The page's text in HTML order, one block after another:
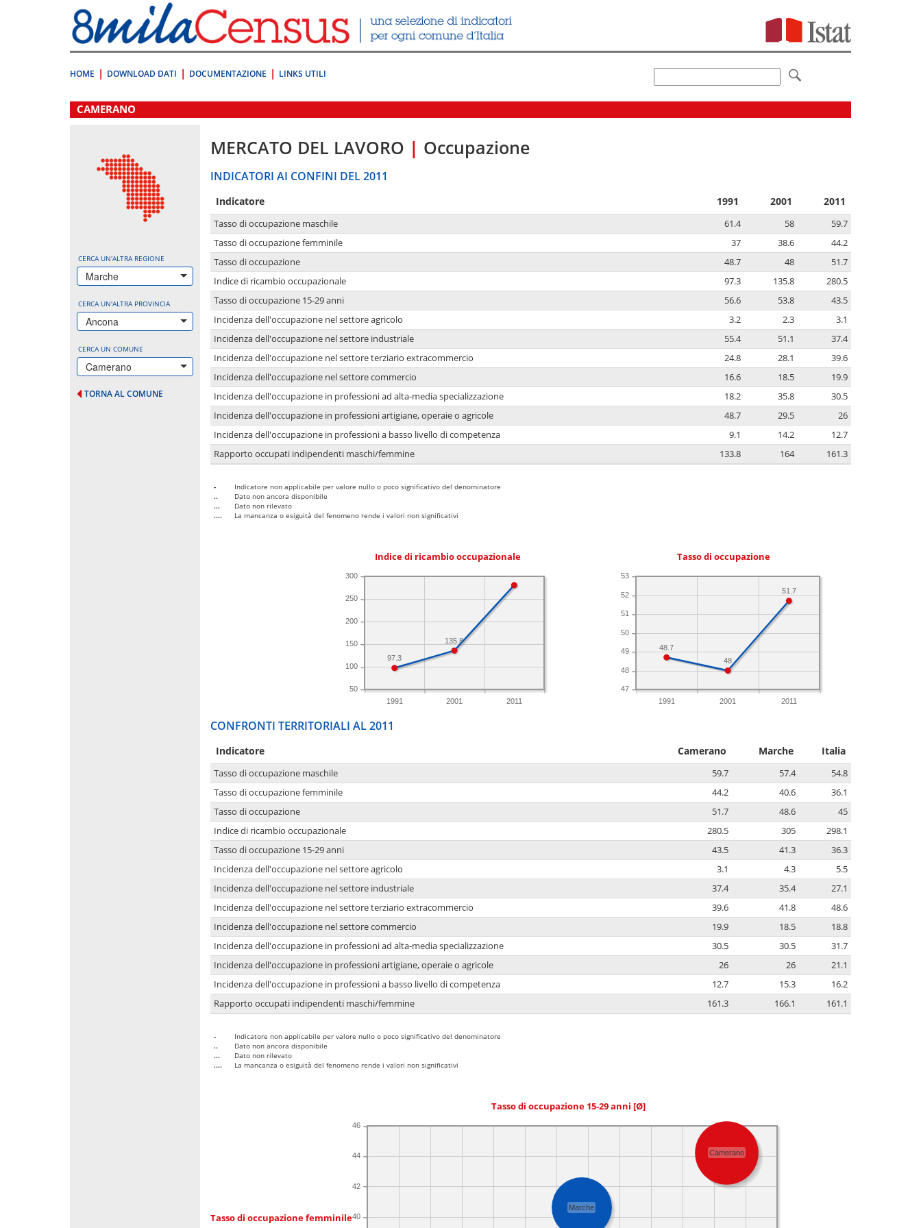
direttamente
a:
Contenuto
HOME DOWNLOAD DATI DOCUMENTAZIONE LINKS UTILI
.
CAMERANO
CERCA UN'ALTRA REGIONE
Marche
CERCA UN'ALTRA PROVINCIA
Ancona
CERCA UN COMUNE
Camerano
TORNA AL COMUNE
MERCATO DEL LAVORO | Occupazione
INDICATORI AI CONFINI DEL 2011
Indicatore 1991 2001 2011
Tasso di occupazione maschile 61.4 58
59.7
Tasso di occupazione femminile
37 38.6
44.2
Tasso di occupazione
48.7 48
51.7
Indice di ricambio occupazionale
97.3 135.8
280.5
Tasso di occupazione 15-29 anni
56.6 53.8
43.5
Incidenza dell'occupazione nel settore agricolo
3.2 2.3
3.1
Incidenza dell'occupazione nel settore industriale
55.4 51.1
37.4
Incidenza dell'occupazione nel settore terziario extracommercio
24.8 28.1
39.6
Incidenza dell'occupazione nel settore commercio
16.6 18.5
19.9
Incidenza dell'occupazione in professioni ad alta-media specializzazione
18.2 35.8
30.5
Incidenza dell'occupazione in professioni artigiane, operaie o agricole
48.7 29.5
26
Incidenza dell'occupazione in professioni a basso livello di competenza
9.1 14.2
12.7
Rapporto occupati indipendenti maschi/femmine
133.8 164 161.3
-
Indicatore non applicabile per valore nullo o poco significativo del denominatore
..
Dato non ancora disponibile
...
Dato non rilevato
....
La mancanza o esiguità del fenomeno rende i valori non significativi
Indice di ricambio occupazionale
1991 2001 2011
50
100
150
200
250
300
135.8
97.3
Tasso di occupazione
1991 2001 2011
47
48
49
50
51
52
53
51.7
48
48.7
CONFRONTI TERRITORIALI AL 2011
Indicatore Camerano Marche Italia
Tasso di occupazione maschile 59.7 57.4
54.8
Tasso di occupazione femminile
44.2 40.6
36.1
Tasso di occupazione
51.7 48.6
45
Indice di ricambio occupazionale
280.5 305
298.1
Tasso di occupazione 15-29 anni
43.5 41.3
36.3
Incidenza dell'occupazione nel settore agricolo
3.1 4.3
5.5
Incidenza dell'occupazione nel settore industriale
37.4 35.4
27.1
Incidenza dell'occupazione nel settore terziario extracommercio
39.6 41.8
48.6
Incidenza dell'occupazione nel settore commercio
19.9 18.5
18.8
Incidenza dell'occupazione in professioni ad alta-media specializzazione
30.5 30.5
31.7
Incidenza dell'occupazione in professioni artigiane, operaie o agricole
26 26
21.1
Incidenza dell'occupazione in professioni a basso livello di competenza
12.7 15.3
16.2
Rapporto occupati indipendenti maschi/femmine
161.3 166.1 161.1
-
Indicatore non applicabile per valore nullo o poco significativo del denominatore
..
Dato non ancora disponibile
...
Dato non rilevato
....
La mancanza o esiguità del fenomeno rende i valori non significativi
Tasso di occupazione 15-29 anni [Ø]
Tasso di occupazione femminile40
42
44
46
Camerano
Marche